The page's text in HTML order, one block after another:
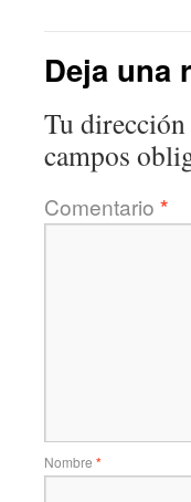
Deja una
Tu
campos
Comentario *
Nombre *